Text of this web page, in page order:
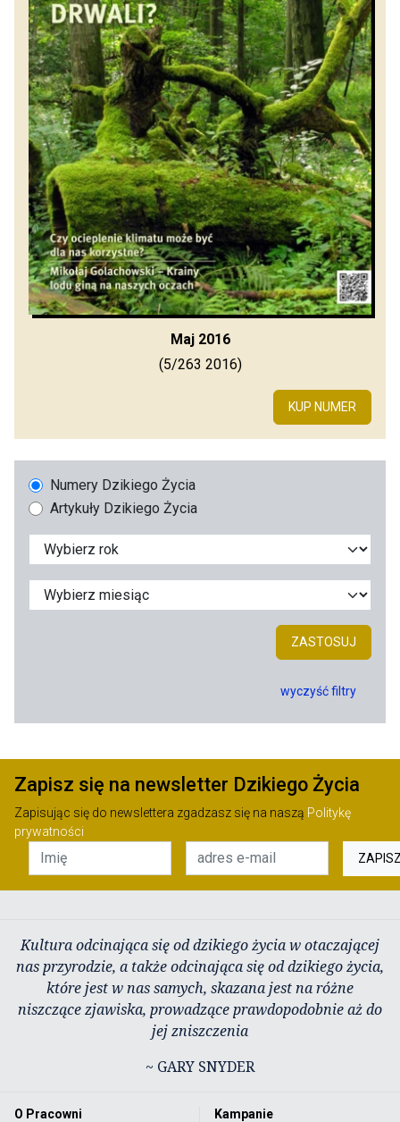
Maj 2016
(5/263 2016)
KUP NUMER
Numery Dzikiego Życia
Artykuły Dzikiego Życia
ZASTOSUJ
wyczyść filtry
Zapisz się na newsletter Dzikiego Życia
Zapisując się do newslettera zgadzasz się na naszą Politykę
prywatności
Kultura odcinająca się od dzikiego życia w otaczającej
nas przyrodzie, a także odcinająca się od dzikiego życia,
które jest w nas samych, skazana jest na różne
niszczące zjawiska, prowadzące prawdopodobnie aż do
jej zniszczenia
~ GARY SNYDER
O Pracowni
Kampanie